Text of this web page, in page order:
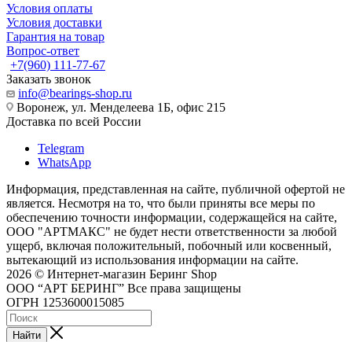
Условия оплаты
Условия доставки
Гарантия на товар
Вопрос-ответ
+7(960) 111-77-67
Заказать звонок
info@bearings-shop.ru
Воронеж, ул. Менделеева 1Б, офис 215
Доставка по всей России
Telegram
WhatsApp
Информация, представленная на сайте, публичной офертой не
является. Несмотря на то, что были приняты все меры по
обеспечению точности информации, содержащейся на сайте,
ООО "АРТМАКС" не будет нести ответственности за любой
ущерб, включая положительный, побочный или косвенный,
вытекающий из использования информации на сайте.
2026 © Интернет-магазин Беринг Shop
ООО “АРТ БЕРИНГ” Все права защищены
ОГРН 1253600015085
Найти